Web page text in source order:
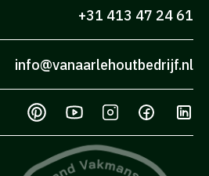
+31 413 47 24 61
info@vanaarlehoutbedrijf.nl